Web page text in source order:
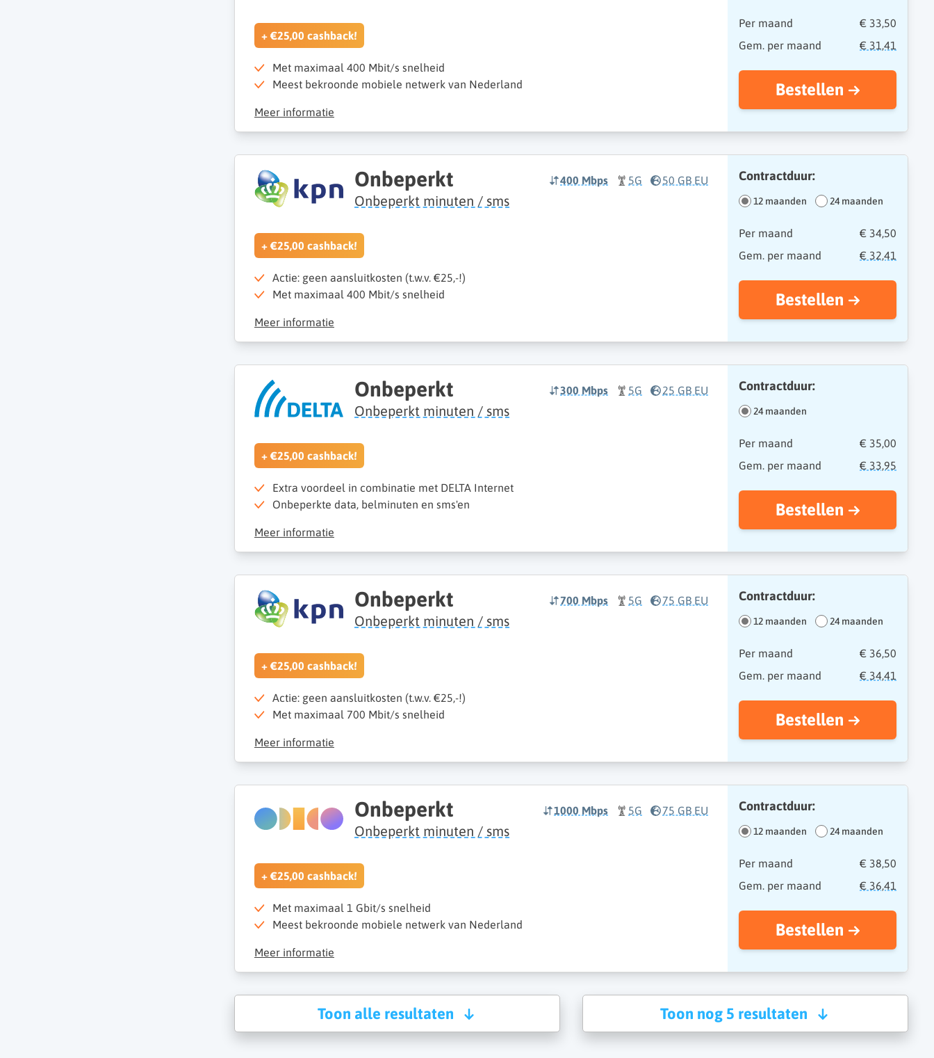
+ €25,00 cashback!
Met maximaal 400 Mbit/s snelheid
Meest bekroonde mobiele netwerk van Nederland
Meer informatie
Per maand
€ 33,50
Gem. per maand
€ 31,41
Bestellen
Onbeperkt
Onbeperkt minuten / sms
400 Mbps 5G 50 GB EU
+ €25,00 cashback!
Actie: geen aansluitkosten (t.w.v. €25,-!)
Met maximaal 400 Mbit/s snelheid
Meer informatie
Contractduur:
12 maanden 24 maanden
Per maand
€ 34,50
Gem. per maand
€ 32,41
Bestellen
Onbeperkt
Onbeperkt minuten / sms
300 Mbps 5G 25 GB EU
+ €25,00 cashback!
Extra voordeel in combinatie met DELTA Internet
Onbeperkte data, belminuten en sms'en
Meer informatie
Contractduur:
24 maanden
Per maand
€ 35,00
Gem. per maand
€ 33,95
Bestellen
Onbeperkt
Onbeperkt minuten / sms
700 Mbps 5G 75 GB EU
+ €25,00 cashback!
Actie: geen aansluitkosten (t.w.v. €25,-!)
Met maximaal 700 Mbit/s snelheid
Meer informatie
Contractduur:
12 maanden 24 maanden
Per maand
€ 36,50
Gem. per maand
€ 34,41
Bestellen
Onbeperkt
Onbeperkt minuten / sms
1000 Mbps 5G 75 GB EU
+ €25,00 cashback!
Met maximaal 1 Gbit/s snelheid
Meest bekroonde mobiele netwerk van Nederland
Meer informatie
Contractduur:
12 maanden 24 maanden
Per maand
€ 38,50
Gem. per maand
€ 36,41
Bestellen
Toon alle resultaten Toon nog 5 resultaten